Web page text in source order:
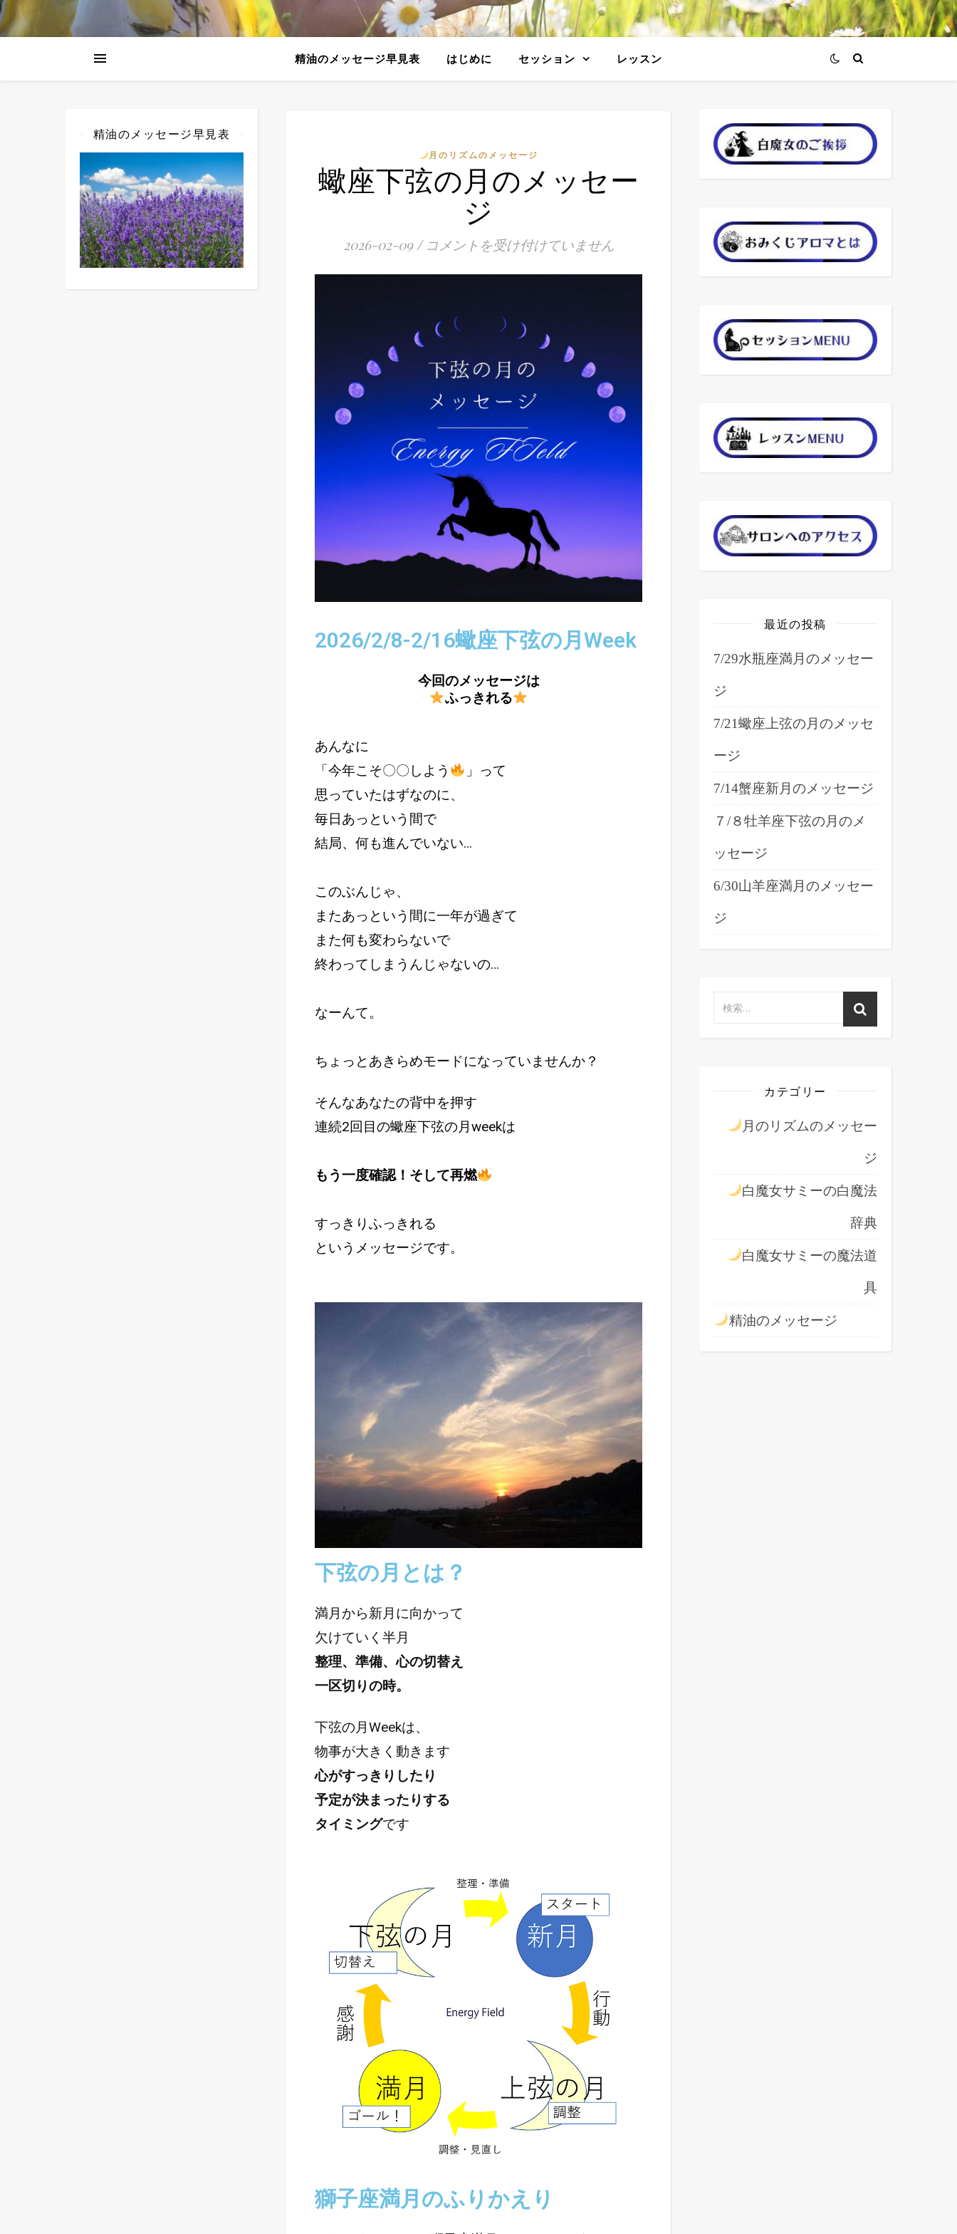
精油のメッセージ早見表 はじめに セッション レッスン
精油のメッセージ早見表
月のリズムのメッセージ
蠍座下弦の月のメッセー
ジ
2026-02-09 / コメントを受け付けていません
2026/2/8-2/16蠍座下弦の月Week
今回のメッセージは
ふっきれる
あんなに
「今年こそ〇〇しよう
」って
思っていたはずなのに、
毎日あっという間で
結局、何も進んでいない…
このぶんじゃ、
またあっという間に一年が過ぎて
また何も変わらないで
終わってしまうんじゃないの…
なーんて。
ちょっとあきらめモードになっていませんか？
そんなあなたの背中を押す
連続2回目の蠍座下弦の月weekは
もう一度確認！ そして再燃
すっきりふっきれる
というメッセージです。
下弦の月とは？
満月から新月に向かって
欠けていく半月
整理、準備、心の切替え
一区切りの時。
下弦の月Weekは、
物事が大きく動きます
心がすっきりしたり
予定が決まったりする
タイミングです
獅子座満月のふりかえり
最近の投稿
7/29水瓶座満月のメッセー
ジ
7/21蠍座上弦の月のメッセ
ージ
7/14蟹座新月のメッセージ
７/８牡羊座下弦の月のメ
ッセージ
6/30山羊座満月のメッセー
ジ
カテゴリー
月のリズムのメッセー
ジ
白魔女サミーの白魔法
辞典
白魔女サミーの魔法道
具
精油のメッセージ